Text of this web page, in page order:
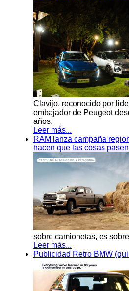
Clavijo, reconocido por
embajador de Peugeot
años.
Leer más...
RAM lanza campaña
hacen que las cosas pasen
sobre camionetas, es
Leer más...
Publicidad Retro BMW